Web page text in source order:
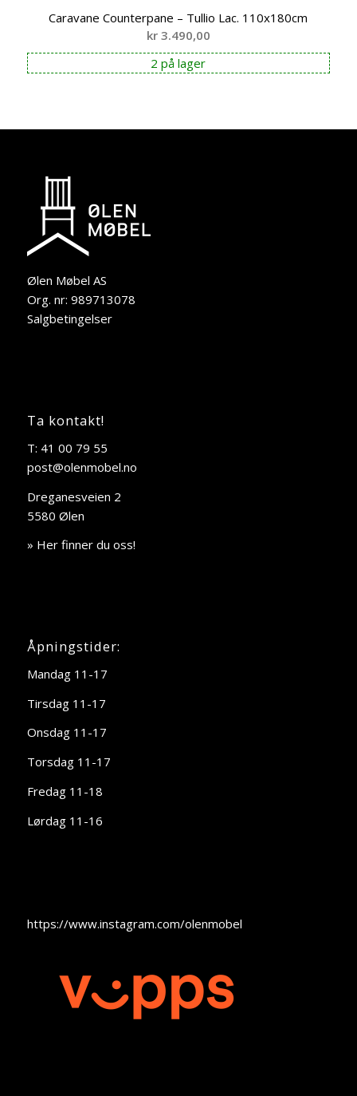
Caravane Counterpane – Tullio Lac. 110x180cm
kr3.490,00
2 på lager
Ølen Møbel AS
Org. nr: 989713078
Salgbetingelser
Ta kontakt!
T: 41 00 79 55
post@olenmobel.no
Dreganesveien 2
5580 Ølen
» Her finner du oss!
Åpningstider:
Mandag 11-17
Tirsdag 11-17
Onsdag 11-17
Torsdag 11-17
Fredag 11-18
Lørdag 11-16
https://www.instagram.com/olenmobel